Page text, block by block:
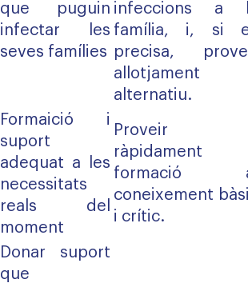
que puguin
infectar les
seves famílies
infeccions a
família, i, si
precisa,
allotjament
alternatiu.
Formaició i
suport
adequat a les
necessitats
reals del
moment
Proveir
ràpidament
formació
coneixement
i crític.
Donar suport
que